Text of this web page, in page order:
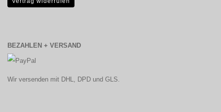
BEZAHLEN + VERSAND
Wir versenden mit DHL, DPD und GLS.